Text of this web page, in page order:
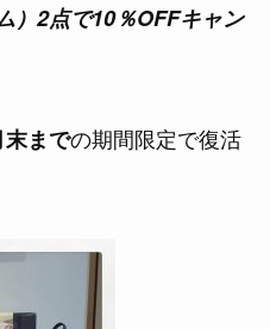
）2点で10％OFFキャン
末までの期間限定で復活